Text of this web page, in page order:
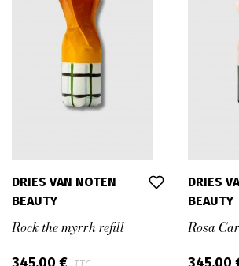
DRIES VAN NOTEN
BEAUTY
Rock the myrrh refill
DRIES
BEAUTY
Rosa